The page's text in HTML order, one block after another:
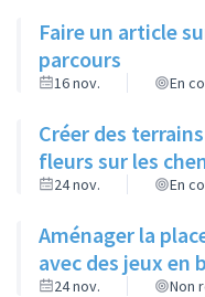
Faire un article
parcours
16 nov. En
Créer des
fleurs sur les
24 nov. En
Aménager la
avec des jeux en
24 nov. Non